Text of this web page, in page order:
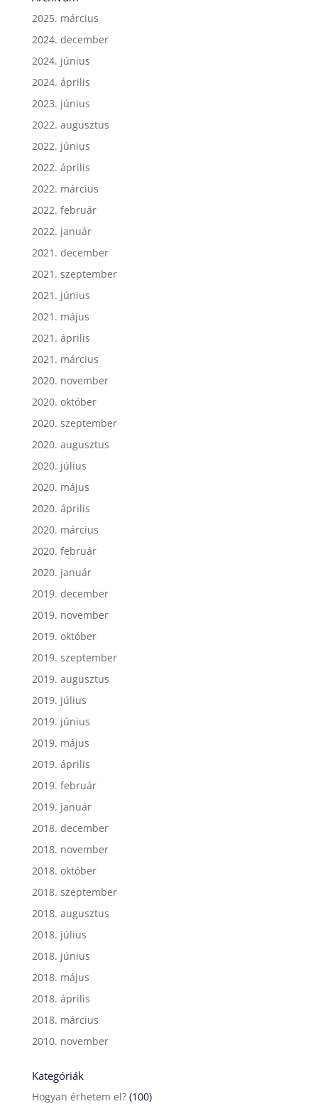
2025. március
2024. december
2024. június
2024. április
2023. június
2022. augusztus
2022. június
2022. április
2022. március
2022. február
2022. január
2021. december
2021. szeptember
2021. június
2021. május
2021. április
2021. március
2020. november
2020. október
2020. szeptember
2020. augusztus
2020. július
2020. május
2020. április
2020. március
2020. február
2020. január
2019. december
2019. november
2019. október
2019. szeptember
2019. augusztus
2019. július
2019. június
2019. május
2019. április
2019. február
2019. január
2018. december
2018. november
2018. október
2018. szeptember
2018. augusztus
2018. július
2018. június
2018. május
2018. április
2018. március
2010. november
Kategóriák
Hogyan érhetem el?(100)